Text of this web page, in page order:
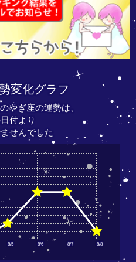
変化グラフ
やぎ座の運勢は、
付より
せんでした
8/5 8/6 8/7 8/8